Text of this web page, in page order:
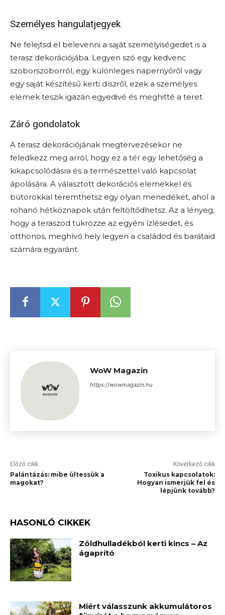
Személyes hangulatjegyek
Ne felejtsd el belevenni a saját személyiségedet is a
terasz dekorációjába. Legyen szó egy kedvenc
szoborszoborról, egy különleges napernyőről vagy
egy saját készítésű kerti díszről, ezek a személyes
elemek teszik igazán egyedivé és meghitté a teret.
Záró gondolatok
A terasz dekorációjának megtervezésekor ne
feledkezz meg arról, hogy ez a tér egy lehetőség a
kikapcsolódásra és a természettel való kapcsolat
ápolására. A választott dekorációs elemekkel és
bútorokkal teremthetsz egy olyan menedéket, ahol a
rohanó hétköznapok után feltöltődhetsz. Az a lényeg,
hogy a teraszod tükrözze az egyéni ízlésedet, és
otthonos, meghívó hely legyen a családod és barátaid
számára egyaránt.
WoW Magazin
https://wowmagazin.hu
Előző cikk
Palántázás: mibe ültessük a
magokat?
Következő cikk
Toxikus kapcsolatok:
Hogyan ismerjük fel és
lépjünk tovább?
HASONLÓ CIKKEK
Zöldhulladékból kerti kincs – Az
ágaprító
Miért válasszunk akkumulátoros